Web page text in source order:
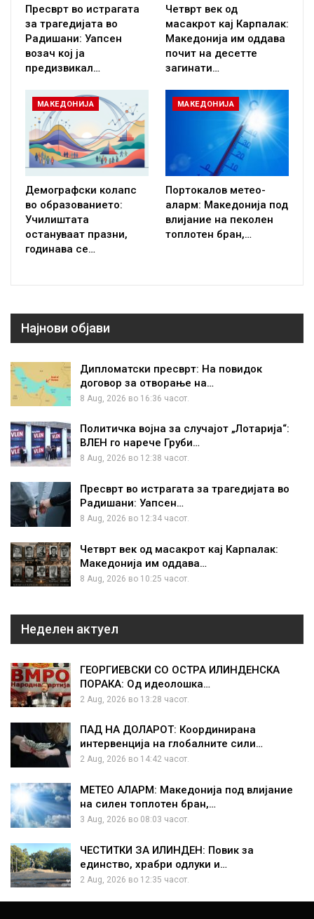
Пресврт во истрагата
за трагедијата во
Радишани: Уапсен
возач кој ја
предизвикал…
Четврт век од
масакрот кај Карпалак:
Македонија им оддава
почит на десетте
загинати…
МАКЕДОНИЈА
Демографски колапс
во образованието:
Училиштата
остануваат празни,
годинава се…
МАКЕДОНИЈА
Портокалов метео-
аларм: Македонија под
влијание на пеколен
топлотен бран,…
Најнови објави
Дипломатски пресврт: На повидок
договор за отворање на…
8 Aug, 2026 во 16:36 часот.
Политичка војна за случајот „Лотарија“:
ВЛЕН го нарече Груби…
8 Aug, 2026 во 12:38 часот.
Пресврт во истрагата за трагедијата во
Радишани: Уапсен…
8 Aug, 2026 во 12:34 часот.
Четврт век од масакрот кај Карпалак:
Македонија им оддава…
8 Aug, 2026 во 10:25 часот.
Неделен актуел
ГЕОРГИЕВСКИ СО ОСТРА ИЛИНДЕНСКА
ПОРАКА: Од идеолошка…
2 Aug, 2026 во 13:28 часот.
ПАД НА ДОЛАРОТ: Координирана
интервенција на глобалните сили…
2 Aug, 2026 во 14:42 часот.
МЕТЕО АЛАРМ: Македонија под влијание
на силен топлотен бран,…
3 Aug, 2026 во 08:03 часот.
ЧЕСТИТКИ ЗА ИЛИНДЕН: Повик за
единство, храбри одлуки и…
2 Aug, 2026 во 12:35 часот.